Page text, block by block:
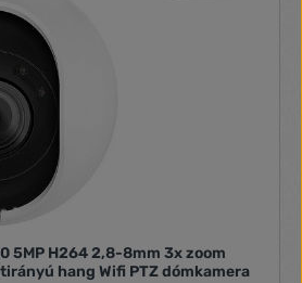
hang Wifi PTZ dómkamera